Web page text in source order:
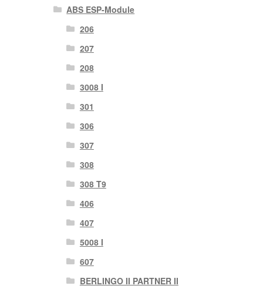
ABS ESP-Module
206
207
208
3008 I
301
306
307
308
308 T9
406
407
5008 I
607
BERLINGO II PARTNER II